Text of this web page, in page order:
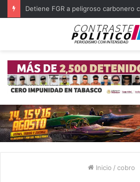
Detiene FGR a peligroso carbonero
Inicio / cobro